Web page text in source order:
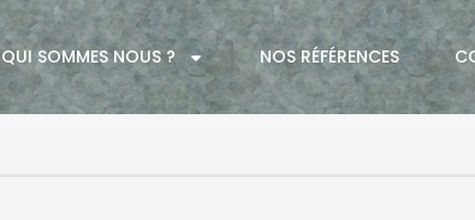
QUI SOMMES NOUS ? NOS RÉFÉRENCES